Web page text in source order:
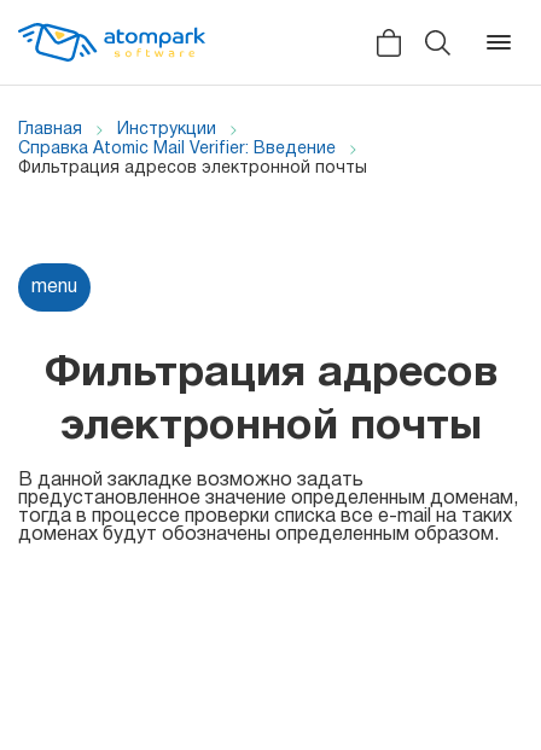
Программы
массовой
рассылки
Все сервисы
Atomic SMS Sender
Viber
Telegram
Отзывы
Новости
Видеоролики
Справка
Партнерская программа
Главная
Инструкции
Справка Atomic Mail Verifier: Введение
Фильтрация адресов электронной почты
menu
Фильтрация адресов
электронной почты
В данной закладке возможно задать
предустановленное значение определенным доменам,
тогда в процессе проверки списка все e-mail на таких
доменах будут обозначены определенным образом.